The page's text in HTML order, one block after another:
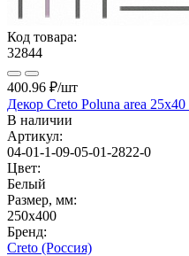
Код товара:
32844
400.96 ₽/шт
Декор Creto Poluna area
В наличии
Артикул:
04-01-1-09-05-01-2822-0
Цвет:
Белый
Размер, мм:
250x400
Бренд:
Creto (Россия)